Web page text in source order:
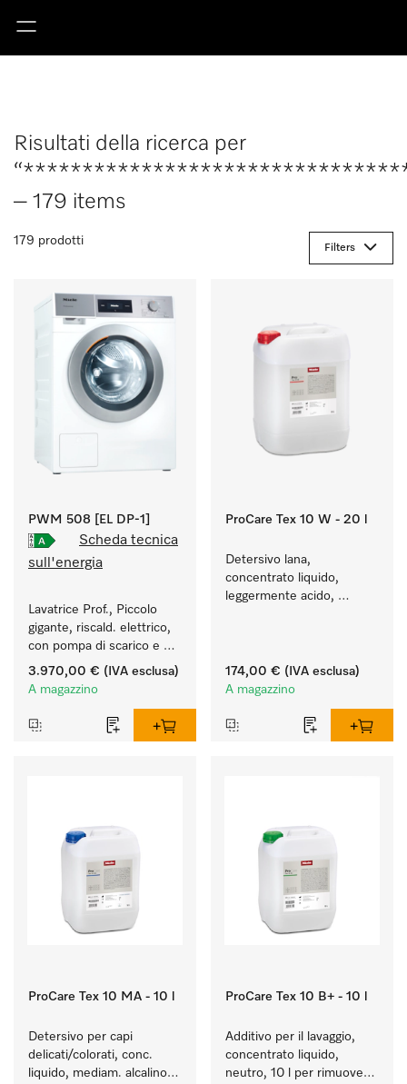
Risultati della ricerca per
– 179 items
179 prodotti
Filters
PWM 508 [EL DP-1]
Scheda tecnica
sull'energia
Lavatrice Prof., Piccolo
gigante, riscald. elettrico,
con pompa di scarico e
programmi specifici per
target. Resa 8 kg
3.970,00 € (IVA esclusa)
A magazzino
ProCare Tex 10 W - 20 l
Detersivo lana,
concentrato liquido,
leggermente acido,
174,00 € (IVA esclusa)
A magazzino
ProCare Tex 10 MA - 10 l
Detersivo per capi
delicati/colorati, conc.
liquido, mediam. alcalino,
ProCare Tex 10 B+ - 10 l
Additivo per il lavaggio,
concentrato liquido,
neutro, 10 l per rimuovere